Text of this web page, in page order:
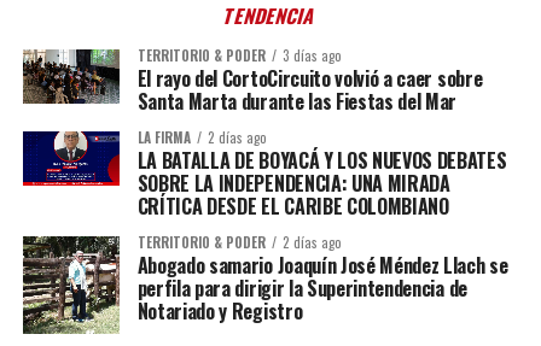
TENDENCIA
TERRITORIO & PODER 3 días ago
El rayo del CortoCircuito volvió a caer sobre
Santa Marta durante las Fiestas del Mar
LA FIRMA 2 días ago
LA BATALLA DE BOYACÁ Y LOS NUEVOS DEBATES
SOBRE LA INDEPENDENCIA: UNA MIRADA
CRÍTICA DESDE EL CARIBE COLOMBIANO
TERRITORIO & PODER 2 días ago
Abogado samario Joaquín José Méndez Llach se
perfila para dirigir la Superintendencia de
Notariado y Registro